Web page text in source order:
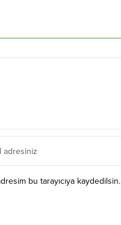
bu tarayıcıya kaydedilsin.